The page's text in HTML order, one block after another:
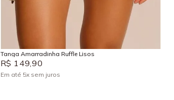
GG
Adicionar na sacola
Tanga Amarradinha Ruffle Lisos
R$ 149,90
Em até 5x sem juros